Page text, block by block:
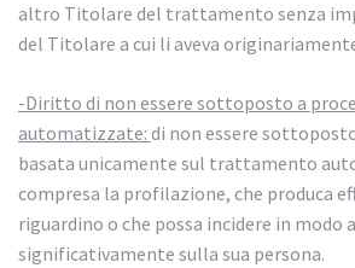
altro Titolare del trattamento senza
del Titolare a cui li aveva
-Diritto di non essere sottoposto a
automatizzate: di non essere
basata unicamente sul trattamento
compresa la profilazione, che produca
riguardino o che possa incidere in modo
significativamente sulla sua persona.